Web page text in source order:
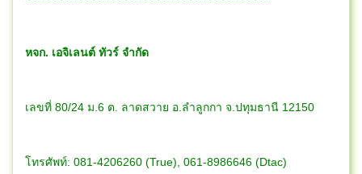
หจก. เอจิเลนต์ ทัวร์ จำกัด
เลขที่ 80/24 ม.6 ต. ลาดสวาย อ.ลำลูกกา จ.ปทุมธานี 12150
โทรศัพท์: 081-4206260 (True), 061-8986646 (Dtac)